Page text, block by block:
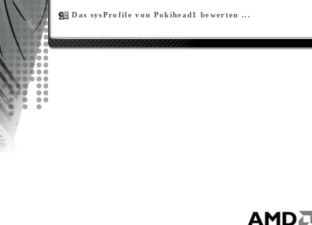
Das sysProfile von Pokihead1 bewerten ...